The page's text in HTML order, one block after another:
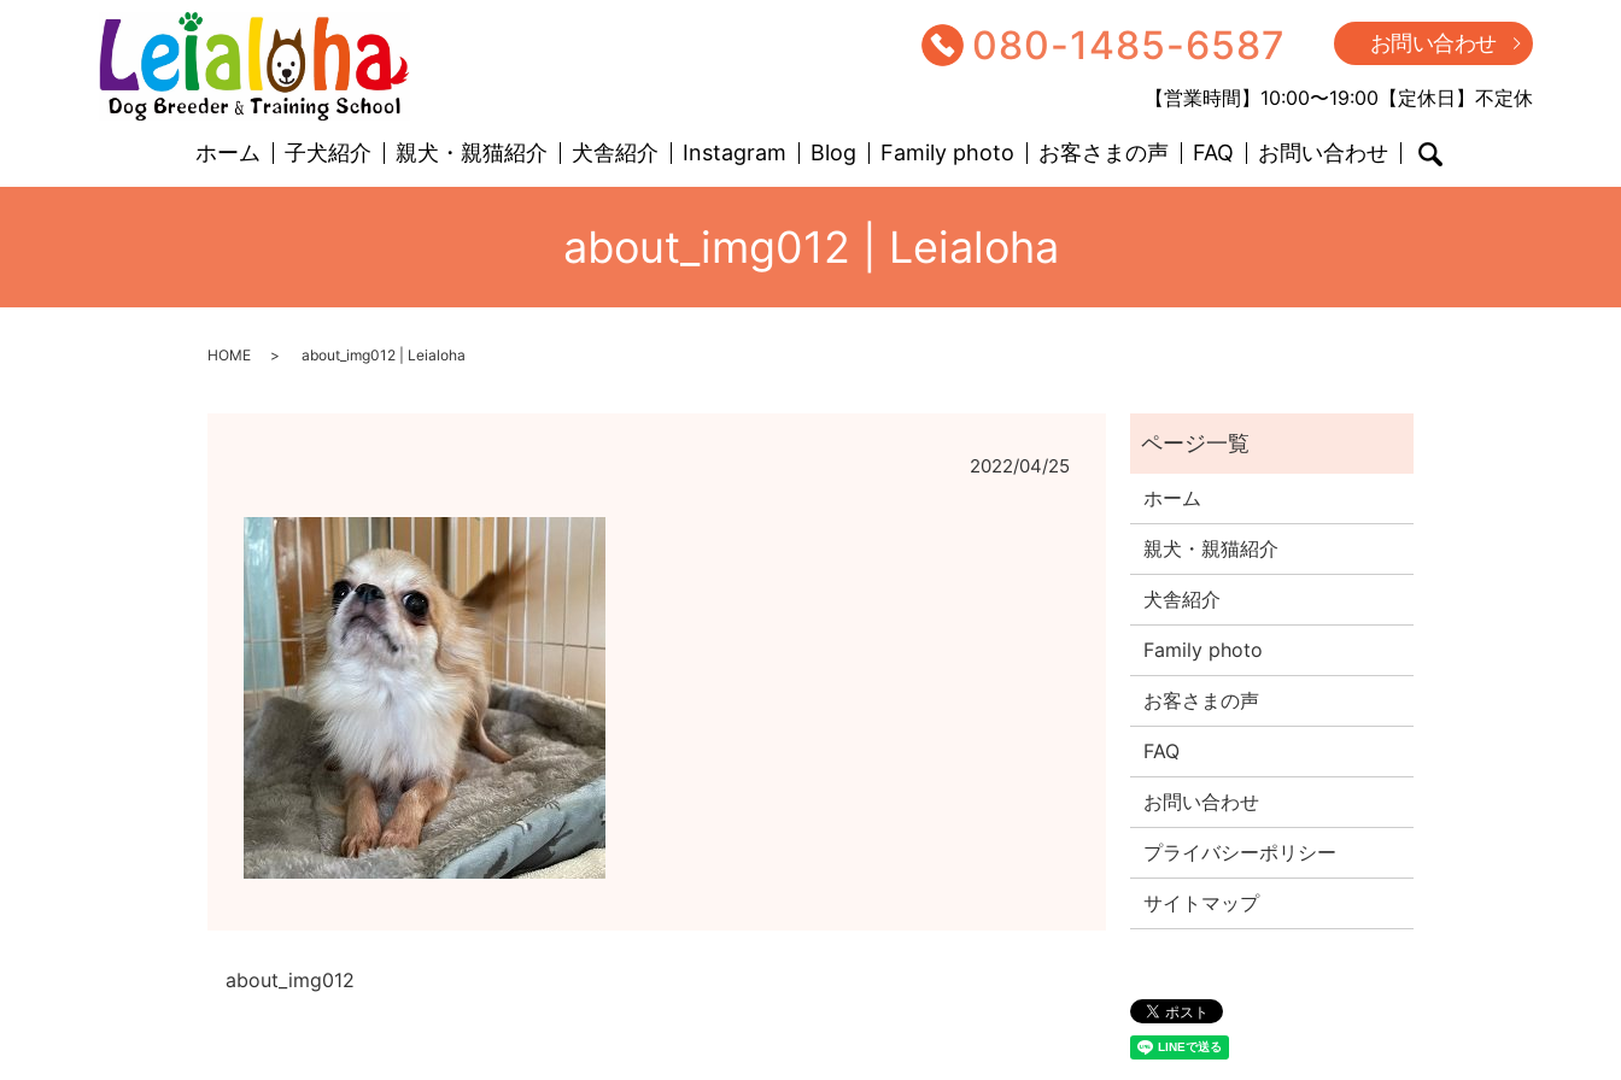
080-1485-6587 お問い合わせ
【営業時間】10:00〜19:00【定休日】不定休
ホーム 子犬紹介 親犬・親猫紹介 犬舎紹介 Instagram Blog Family photo お客さまの声 FAQ お問い合わせ
about_img012 | Leialoha
HOME about_img012 | Leialoha
2022/04/25
about_img012
ホーム
親犬・親猫紹介
犬舎紹介
Family photo
お客さまの声
FAQ
お問い合わせ
プライバシーポリシー
サイトマップ